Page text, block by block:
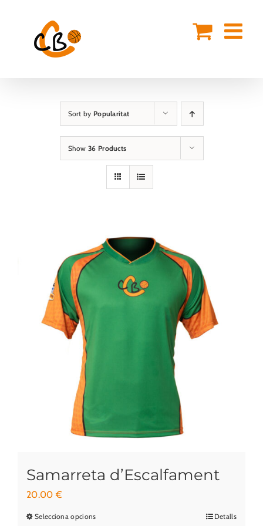
Sort by Popularitat
Show 36 Products
Samarreta d’Escalfament
20.00€
Selecciona opcionsAquest
Detalls